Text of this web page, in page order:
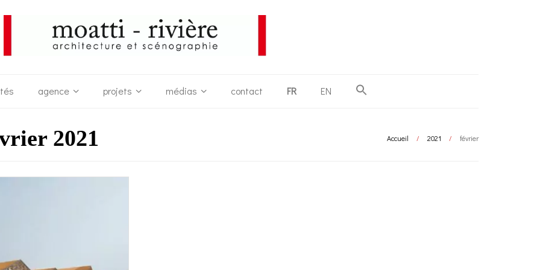
agence projets médias contact FR EN
2021 Accueil / 2021 / février